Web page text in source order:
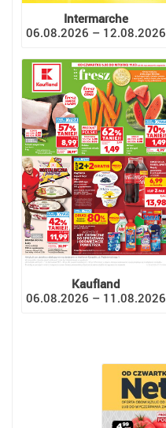
Intermarche
06.08.2026 – 12.08.2026
Kaufland
06.08.2026 – 11.08.2026